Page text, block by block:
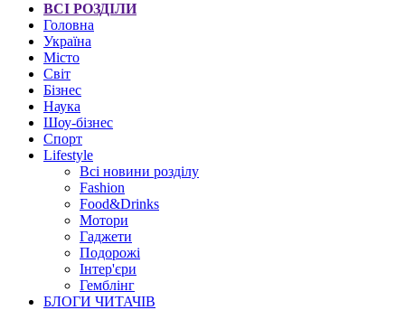
ВСІ РОЗДІЛИ
Головна
Україна
Місто
Світ
Бізнес
Наука
Шоу-бізнес
Спорт
Lifestyle
Всі новини розділу
Fashion
Food&Drinks
Мотори
Гаджети
Подорожі
Інтер'єри
Гемблінг
БЛОГИ ЧИТАЧІВ